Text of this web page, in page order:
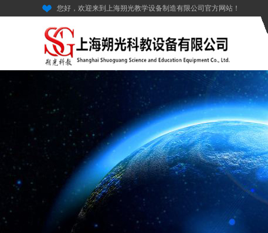
您好，欢迎来到上海朔光教学设备制造有限公司官方网站！